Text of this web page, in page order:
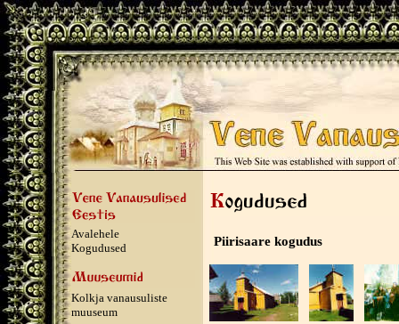
Avalehele
Kogudused
Kolkja vanausuliste
muuseum
Piirisaare kogudus